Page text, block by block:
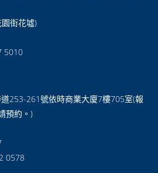
問題
街花墟)
5010
253-261號依時商業大廈7樓705室(報
預約。)
0578